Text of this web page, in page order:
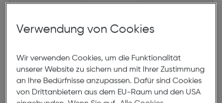
Verwendung von Cookies
Wir verwenden Cookies, um die Funktionalität
unserer Website zu sichern und mit Ihrer Zustimmung
an Ihre Bedürfnisse anzupassen. Dafür sind Cookies
von Drittanbietern aus dem EU-Raum und den USA